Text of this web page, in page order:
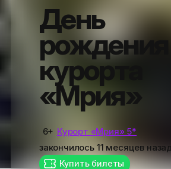
День
рождения
курорта
«Мрия»
6+ Курорт «Мрия» 5*
закончилось 11 месяцев назад
Купить билеты